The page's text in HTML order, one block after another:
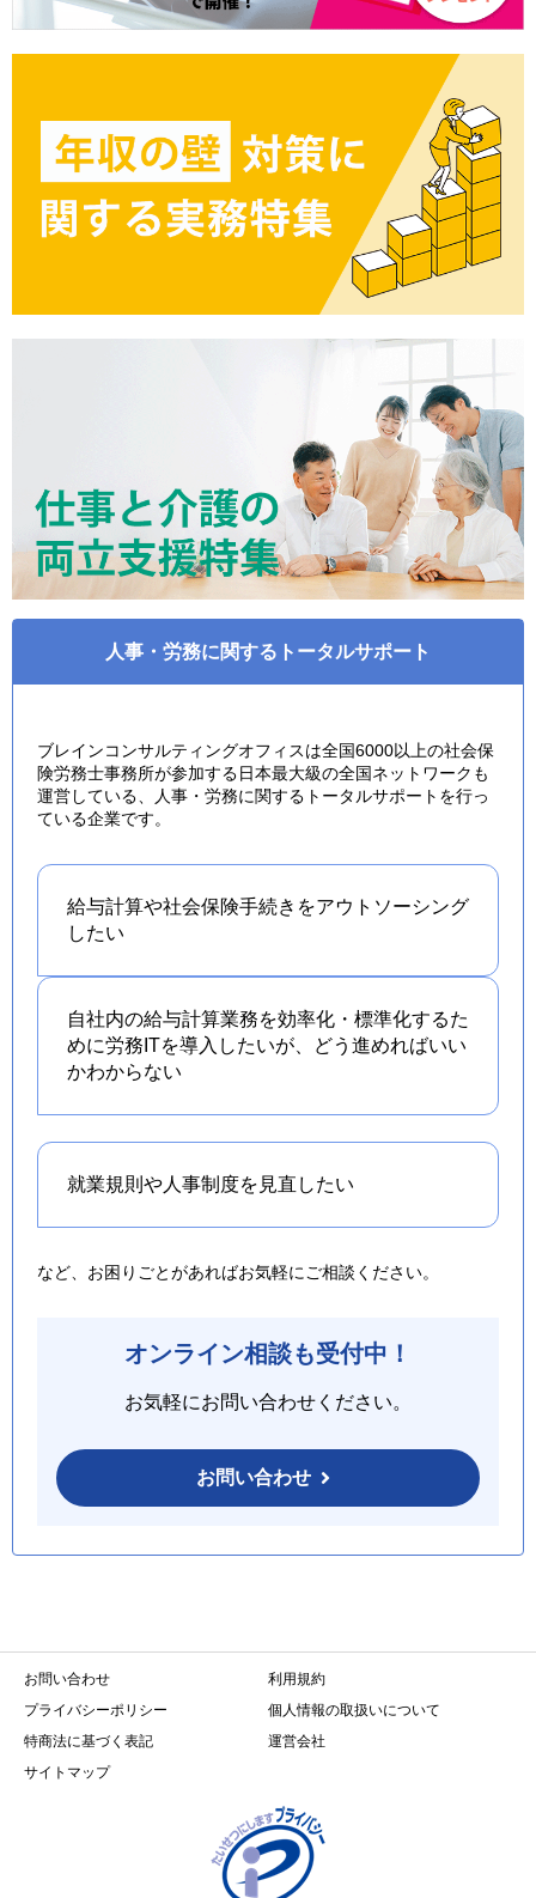
人事・労務に関するトータルサポート
ブレインコンサルティングオフィスは全国6000以上の社会保
険労務士事務所が参加する日本最大級の全国ネットワークも
運営している、人事・労務に関するトータルサポートを行っ
ている企業です。
給与計算や社会保険手続きをアウトソーシング
したい
自社内の給与計算業務を効率化・標準化するた
めに労務ITを導入したいが、どう進めればいい
かわからない
就業規則や人事制度を 見直したい
など、お困りごとがあればお気軽にご相談ください。
オンライン相談も受付中！
お気軽にお問い合わせください。
お問い合わせ
お問い合わせ
利用規約
プライバシーポリシー
個人情報の取扱いについて
特商法に基づく表記
運営会社
サイトマップ